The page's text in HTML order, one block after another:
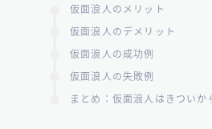
仮面浪人のメリット
仮面浪人のデメリット
仮面浪人の成功例
仮面浪人の失敗例
まとめ：仮面浪人はきついか